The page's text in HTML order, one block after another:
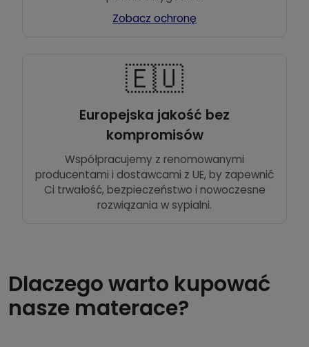
Zobacz ochronę
🇪🇺
Europejska jakość bez
kompromisów
Współpracujemy z renomowanymi
producentami i dostawcami z UE, by zapewnić
Ci trwałość, bezpieczeństwo i nowoczesne
rozwiązania w sypialni.
Dlaczego warto kupować
nasze materace?